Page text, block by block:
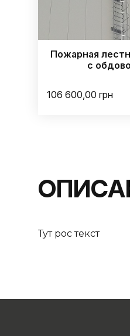
Пожарная
с
106 600,00 грн
Тут рос текст